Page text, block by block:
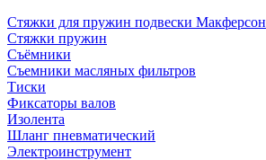
Стяжки для пружин подвески Макферсон
Стяжки пружин
Съёмники
Съемники масляных фильтров
Тиски
Фиксаторы валов
Изолента
Шланг пневматический
Электроинструмент